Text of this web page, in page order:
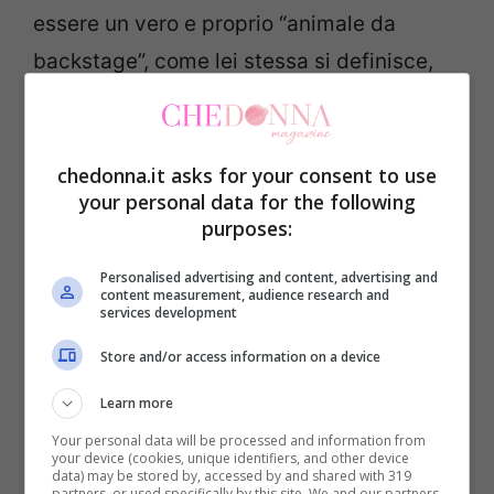
essere un vero e proprio “animale da
backstage”, come lei stessa si definisce,
portando avanti la filosofia appresa dal
padre di essere sempre dalla parte di chi
risolve i problemi.
Questa capacità di gestire le situazioni con
fermezza e controllo è stata cruciale per il
successo di Andrea Bocelli, sia sul palco
che fuori. La loro relazione lavorativa,
tuttavia, non è esente da sfide, come
ammette la stessa Veronica, sottolineando
come la differenza di età abbia giocato a
chedonna.it asks for your consent to use
your personal data for the following
purposes:
Personalised advertising and content, advertising and
content measurement, audience research and
services development
Store and/or access information on a device
Learn more
Your personal data will be processed and information from
your device (cookies, unique identifiers, and other device
data) may be stored by, accessed by and shared with 319